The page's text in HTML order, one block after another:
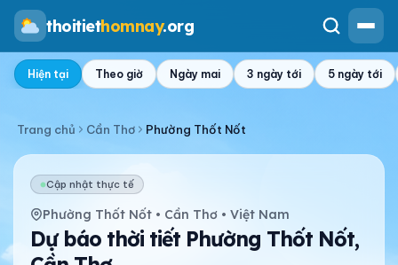
thoitiethomnay.org
Hiện tại Theo giờ Ngày mai 3 ngày tới 5 ngày tới
Trang chủ Cần Thơ Phường Thốt Nốt
Cập nhật thực tế
Phường Thốt Nốt • Cần Thơ • Việt Nam
Dự báo thời tiết Phường Thốt Nốt,